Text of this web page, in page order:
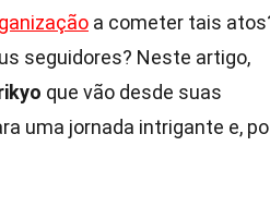
a cometer tais
seguidores? Neste artigo,
que vão desde suas
uma jornada intrigante e,